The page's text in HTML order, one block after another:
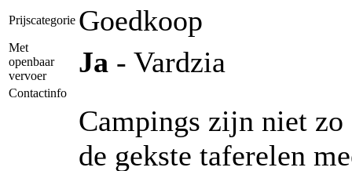
Prijscategorie Goedkoop
Met
openbaar
vervoer
Ja - Vardzia
Contactinfo
Campings zijn niet zo
de gekste taferelen